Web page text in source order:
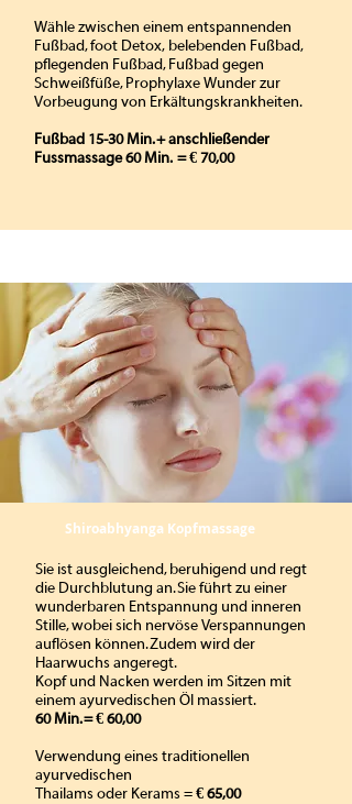
Wähle zwischen einem entspannenden
Fußbad, foot Detox, belebenden Fußbad,
pflegenden Fußbad, Fußbad gegen
Schweißfüße, Prophylaxe Wunder zur
Vorbeugung von Erkältungskrankheiten.
Fußbad 15-30 Min. + anschließender
Fussmassage 60 Min. = € 70,00
Shiroabhyanga Kopfmassage
Sie ist ausgleichend, beruhigend und regt
die Durchblutung an. Sie führt zu einer
wunderbaren Entspannung und inneren
Stille, wobei sich nervöse Verspannungen
auflösen können. Zudem wird der
Haarwuchs angeregt.
Kopf und Nacken werden im Sitzen mit
einem ayurvedischen Öl massiert.
60 Min. = € 60,00
Verwendung eines traditionellen
ayurvedischen
Thailams oder Kerams =€ 65,00